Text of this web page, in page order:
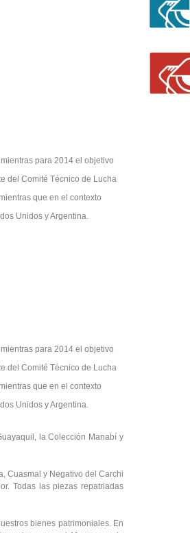
para 2014 el objetivo
del Comité Técnico de Lucha
que en el contexto
Unidos y Argentina.
para 2014 el objetivo
del Comité Técnico de Lucha
que en el contexto
Unidos y Argentina.
la Colección Manabí y
Cuasmal y Negativo del Carchi
Todas las piezas repatriadas
bienes patrimoniales. En